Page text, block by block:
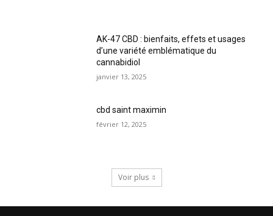
AK-47 CBD : bienfaits, effets et usages
d’une variété emblématique du
cannabidiol
janvier 13, 2025
cbd saint maximin
février 12, 2025
Voir plus